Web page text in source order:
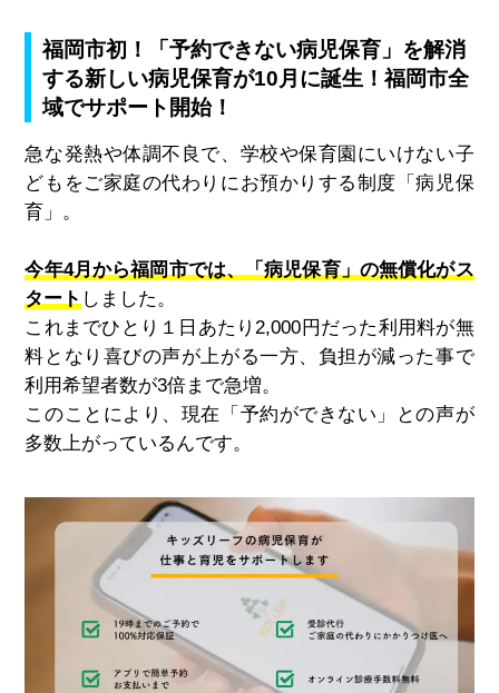
福岡市初！「予約できない病児保育」を解消
する新しい病児保育が10月に誕生！福岡市全
域でサポート開始！
急な発熱や体調不良で、学校や保育園にいけない子
どもをご家庭の代わりにお預かりする制度「病児保
育」。
今年4月から福岡市では、「病児保育」の無償化がス
タートしました。
これまでひとり１日あたり2,000 円だった利用料が無
料となり喜びの声が上がる一方、負担が減った事で
利用希望者数が3倍まで急増。
このことにより、現在「予約ができない」との声が
多数上がっているんです。